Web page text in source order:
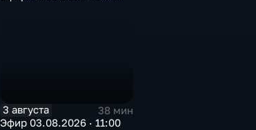
3 августа
38 мин
Эфир 03.08.2026 · 11:00